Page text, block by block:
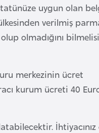
uygun olan
verilmiş
olmadığını
merkezinin ücret
kurum ücreti 40
İhtiyacınız